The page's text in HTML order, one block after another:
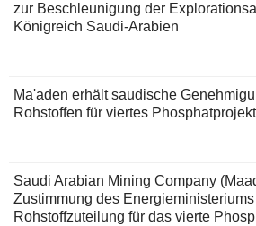
zur Beschleunigung der
Königreich Saudi-Arabien
Ma'aden erhält saudische
Rohstoffen für viertes Phosphatprojekt
Saudi Arabian Mining Company
Zustimmung des
Rohstoffzuteilung für das vierte